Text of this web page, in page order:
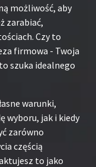
możliwość, aby
zarabiać,
Czy to
firmowa - Twoja
szuka idealnego
warunki,
wyboru, jak i kiedy
zarówno
częścią
to jako